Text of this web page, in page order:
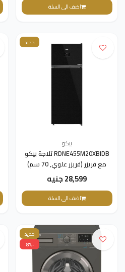
اضف الى السلة
جديد
بيكو
RDNE455M20XBIDB ثلاجة بيكو
مع فريزر (فريزر علوي, 70 سم)
28,599 جنيه
اضف الى السلة
جديد
-8%